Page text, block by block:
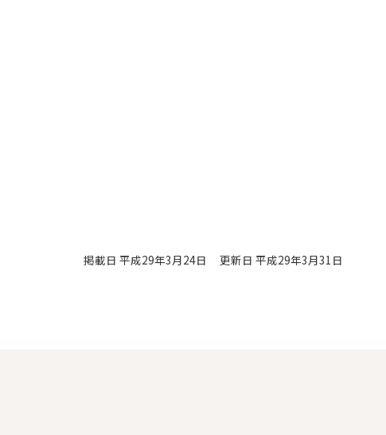
掲載日 平成29年3月24日 更新日 平成29年3月31日